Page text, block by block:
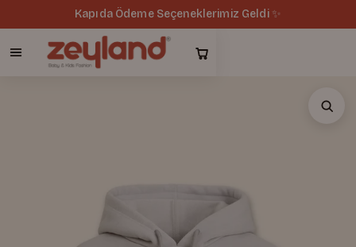
Kapıda Ödeme Seçeneklerimiz Geldi ✨